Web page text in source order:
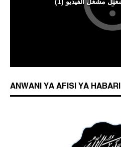
ANWANI YA AFISI YA HABARI